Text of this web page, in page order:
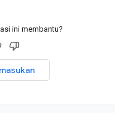
ini membantu?